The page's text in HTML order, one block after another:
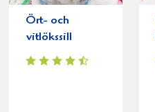
Ört- och
vitlökssill